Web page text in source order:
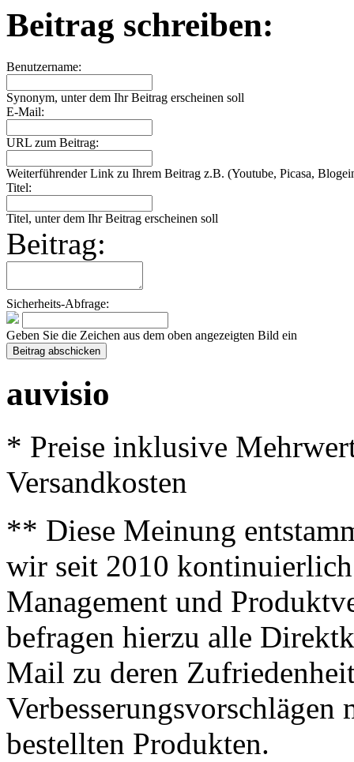
Beitrag schreiben:
Benutzername:
Synonym, unter dem Ihr Beitrag erscheinen soll
E-Mail:
URL zum Beitrag:
Weiterführender Link zu Ihrem Beitrag z.B. (Youtube, Picasa,
Titel:
Titel, unter dem Ihr Beitrag erscheinen soll
Beitrag:
Sicherheits-Abfrage:
Geben Sie die Zeichen aus dem oben angezeigten Bild ein
auvisio
* Preise inklusive
Versandkosten
** Diese Meinung
wir seit 2010
Management und
befragen hierzu alle
Mail zu deren
bestellten Produkten.